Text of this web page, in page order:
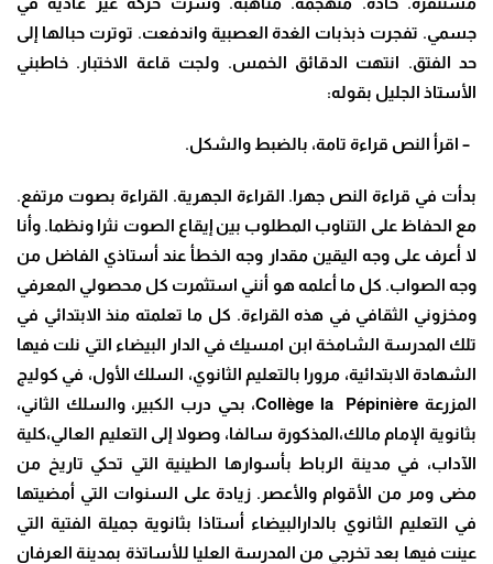
جسمي. تفجرت ذبذبات الغدة العصبية واندفعت. توترت حبالها إلى
حد الفتق. انتهت الدقائق الخمس. ولجت قاعة الاختبار. خاطبني
الأستاذ الجليل بقوله:
– اقرأ النص قراءة تامة، بالضبط والشكل.
بدأت في قراءة النص جهرا. القراءة الجهرية. القراءة بصوت مرتفع.
مع الحفاظ على التناوب المطلوب بين إيقاع الصوت نثرا ونظما. وأنا
لا أعرف على وجه اليقين مقدار وجه الخطأ عند أستاذي الفاضل من
وجه الصواب. كل ما أعلمه هو أنني استثمرت كل محصولي المعرفي
ومخزوني الثقافي في هذه القراءة. كل ما تعلمته منذ الابتدائي في
تلك المدرسة الشامخة ابن امسيك في الدار البيضاء التي نلت فيها
الشهادة الابتدائية، مرورا بالتعليم الثانوي، السلك الأول، في كوليج
المزرعة Collège la Pépinière، بحي درب الكبير، والسلك الثاني،
بثانوية الإمام مالك،المذكورة سالفا، وصولا إلى التعليم العالي،كلية
الآداب، في مدينة الرباط بأسوارها الطينية التي تحكي تاريخ من
مضى ومر من الأقوام والأعصر. زيادة على السنوات التي أمضيتها
في التعليم الثانوي بالدارالبيضاء أستاذا بثانوية جميلة الفتية التي
عينت فيها بعد تخرجي من المدرسة العليا للأساتذة بمدينة العرفان